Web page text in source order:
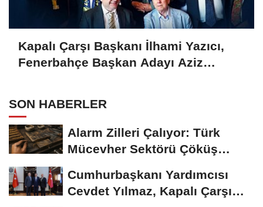
Kapalı Çarşı Başkanı İlhami Yazıcı,
Fenerbahçe Başkan Adayı Aziz
SON HABERLER
Alarm Zilleri Çalıyor: Türk
Mücevher Sektörü Çöküş
Cumhurbaşkanı Yardımcısı
Cevdet Yılmaz, Kapalı Çarşı